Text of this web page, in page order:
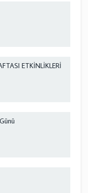
ETKİNLİKLERİ